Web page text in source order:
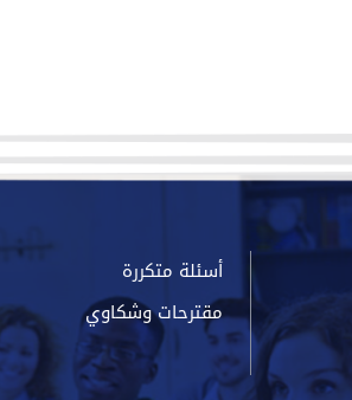
أسئلة متكررة
مقترحات وشكاوي